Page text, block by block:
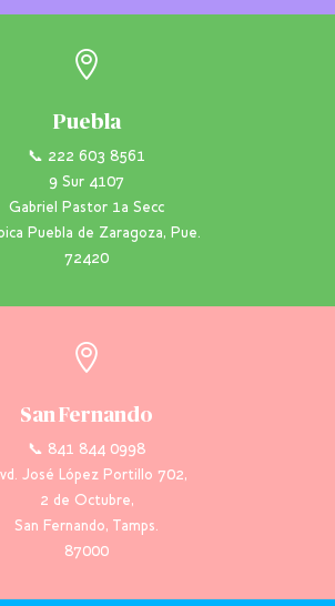

Puebla
📞 222 603 8561
9 Sur 4107
Gabriel Pastor 1a Secc
Puebla de Zaragoza, Pue.
72420

San Fernando
📞 841 844 0998
José López Portillo 702,
2 de Octubre,
San Fernando, Tamps.
87000